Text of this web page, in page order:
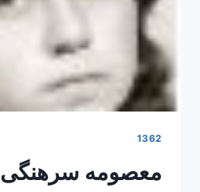
1362
معصومه سرهنگی